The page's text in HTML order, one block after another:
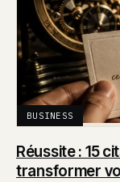
BUSINESS
Réussite : 15
transformer